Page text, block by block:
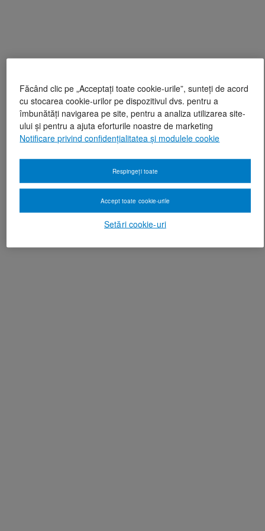
Făcând clic pe „Acceptați toate cookie-urile”, sunteți de acord
cu stocarea cookie-urilor pe dispozitivul dvs. pentru a
îmbunătăți navigarea pe site, pentru a analiza utilizarea site-
ului și pentru a ajuta eforturile noastre de marketing
Notificare privind confidențialitatea și modulele cookie
Setări cookie-uri
Respingeți toate
Accept toate cookie-urile